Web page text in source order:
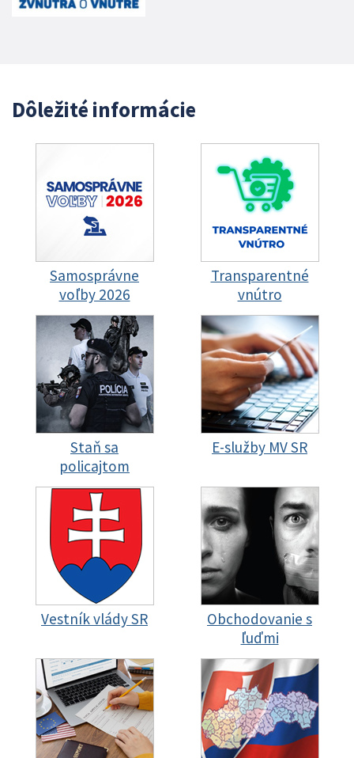
Dôležité informácie
Samosprávne
voľby 2026
Transparentné
vnútro
Staň sa
policajtom
E-služby MV SR
Vestník vlády SR
Obchodovanie s
ľuďmi